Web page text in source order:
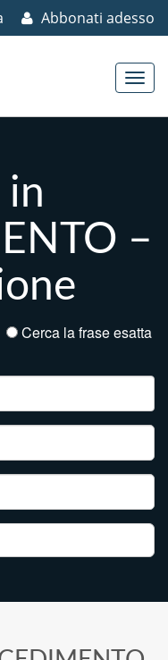
Abbonati adesso
in
–
Cerca la frase esatta